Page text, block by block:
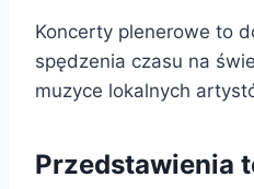
Koncerty plenerowe to
spędzenia czasu na
muzyce lokalnych
Przedstawienia